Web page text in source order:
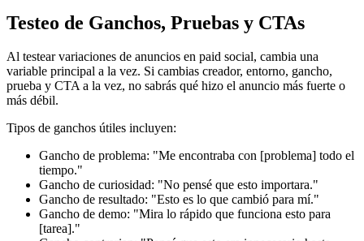
Testeo de Ganchos, Pruebas y CTAs
Al testear variaciones de anuncios en paid social, cambia una
variable principal a la vez. Si cambias creador, entorno, gancho,
prueba y CTA a la vez, no sabrás qué hizo el anuncio más fuerte o
más débil.
Tipos de ganchos útiles incluyen:
Gancho de problema: "Me encontraba con [problema] todo el
tiempo."
Gancho de curiosidad: "No pensé que esto importara."
Gancho de resultado: "Esto es lo que cambió para mí."
Gancho de demo: "Mira lo rápido que funciona esto para
[tarea]."